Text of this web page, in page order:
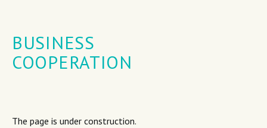
BUSINESS
COOPERATION
The page is under construction.